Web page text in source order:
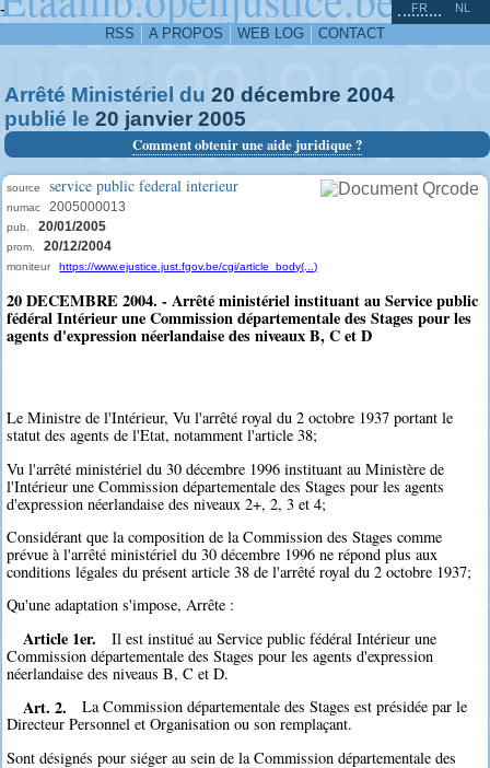
-
RSS A PROPOS WEB LOG CONTACT
FR NL
Arrêté Ministériel du 20 décembre 2004
publié le 20 janvier 2005
Comment obtenir une aide juridique ?
source service public federal interieur
numac 2005000013
pub. 20/01/2005
prom. 20/12/2004
moniteur https://www.ejustice.just.fgov.be/cgi/article_body(...)
20 DECEMBRE 2004. - Arrêté ministériel instituant au Service public
fédéral Intérieur une Commission départementale des Stages pour les
agents d'expression néerlandaise des niveaux B, C et D
Le Ministre de l'Intérieur, Vu l'arrêté royal du 2 octobre 1937 portant le
statut des agents de l'Etat, notamment l'article 38;
Vu l'arrêté ministériel du 30 décembre 1996 instituant au Ministère de
l'Intérieur une Commission départementale des Stages pour les agents
d'expression néerlandaise des niveaux 2+, 2, 3 et 4;
Considérant que la composition de la Commission des Stages comme
prévue à l'arrêté ministériel du 30 décembre 1996 ne répond plus aux
conditions légales du présent article 38 de l'arrêté royal du 2 octobre 1937;
Qu'une adaptation s'impose, Arrête :
Article 1er.
Il est institué au Service public fédéral Intérieur une
Commission départementale des Stages pour les agents d'expression
néerlandaise des niveaus B, C et D.
Art. 2.
La Commission départementale des Stages est présidée par le
Directeur Personnel et Organisation ou son remplaçant.
Sont désignés pour siéger au sein de la Commission départementale des
^